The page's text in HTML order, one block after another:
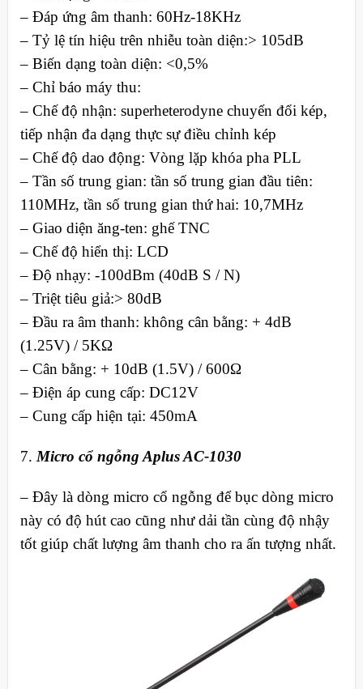
– Đáp ứng âm thanh: 60Hz-18KHz
– Tỷ lệ tín hiệu trên nhiễu toàn diện:> 105dB
– Biến dạng toàn diện: <0,5%
– Chỉ báo máy thu:
– Chế độ nhận: superheterodyne chuyển đổi kép,
tiếp nhận đa dạng thực sự điều chỉnh kép
– Chế độ dao động: Vòng lặp khóa pha PLL
– Tần số trung gian: tần số trung gian đầu tiên:
110MHz, tần số trung gian thứ hai: 10,7MHz
– Giao diện ăng-ten: ghế TNC
– Chế độ hiển thị: LCD
– Độ nhạy: -100dBm (40dB S / N)
– Triệt tiêu giả:> 80dB
– Đầu ra âm thanh: không cân bằng: + 4dB
(1.25V) / 5KΩ
– Cân bằng: + 10dB (1.5V) / 600Ω
– Điện áp cung cấp: DC12V
– Cung cấp hiện tại: 450mA
7. Micro cổ ngỗng Aplus AC-1030
– Đây là dòng micro cổ ngỗng để bục dòng micro
này có độ hút cao cũng như dải tần cùng độ nhậy
tốt giúp chất lượng âm thanh cho ra ấn tượng nhất.